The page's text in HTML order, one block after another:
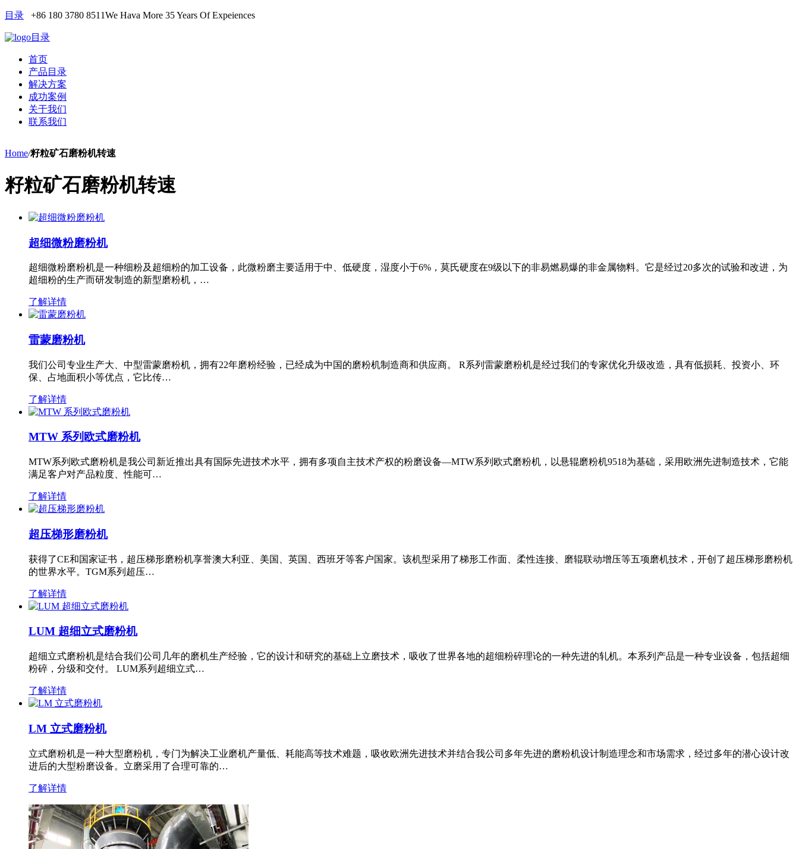
目录 +86 180 3780 8511We Hava More 35 Years Of Expeiences
目录
首页
产品目录
解决方案
成功案例
关于我们
联系我们
Home/籽粒矿石磨粉机转速
籽粒矿石磨粉机转速
超细微粉磨粉机
超细微粉磨粉机是一种细粉及超细粉的加工设备，此微粉磨主要适用于中、低硬度，湿度小于6%，莫氏硬度在9级以下的非易燃易爆的非金属物料。它是经过20多次的试验和改进，为
超细粉的生产而研发制造的新型磨粉机，…
了解详情
雷蒙磨粉机
我们公司专业生产大、中型雷蒙磨粉机，拥有22年磨粉经验，已经成为中国的磨粉机制造商和供应商。 R系列雷蒙磨粉机是经过我们的专家优化升级改造，具有低损耗、投资小、环
保、占地面积小等优点，它比传…
了解详情
MTW 系列欧式磨粉机
MTW系列欧式磨粉机是我公司新近推出具有国际先进技术水平，拥有多项自主技术产权的粉磨设备—MTW系列欧式磨粉机，以悬辊磨粉机9518为基础，采用欧洲先进制造技术，它能
满足客户对产品粒度、性能可…
了解详情
超压梯形磨粉机
获得了CE和国家证书，超压梯形磨粉机享誉澳大利亚、美国、英国、西班牙等客户国家。该机型采用了梯形工作面、柔性连接、磨辊联动增压等五项磨机技术，开创了超压梯形磨粉机
的世界水平。TGM系列超压…
了解详情
LUM 超细立式磨粉机
超细立式磨粉机是结合我们公司几年的磨机生产经验，它的设计和研究的基础上立磨技术，吸收了世界各地的超细粉碎理论的一种先进的轧机。本系列产品是一种专业设备，包括超细
粉碎，分级和交付。 LUM系列超细立式…
了解详情
LM 立式磨粉机
立式磨粉机是一种大型磨粉机，专门为解决工业磨机产量低、耗能高等技术难题，吸收欧洲先进技术并结合我公司多年先进的磨粉机设计制造理念和市场需求，经过多年的潜心设计改
进后的大型粉磨设备。立磨采用了合理可靠的…
了解详情